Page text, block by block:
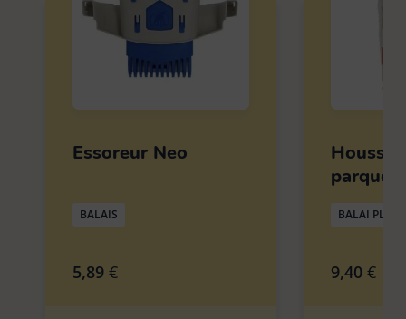
Essoreur Neo
BALAIS
5,89 €
Housse
parquet
BALAI PLAT
9,40 €